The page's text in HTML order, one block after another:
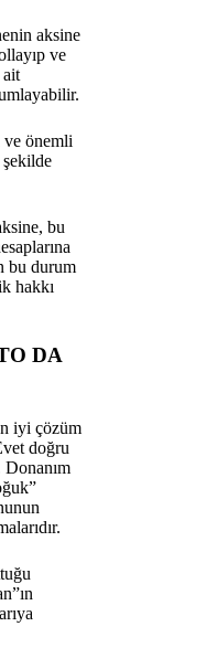
aksine
ve
ait
önemli
bu
bu durum
hakkı
DA
iyi çözüm
doğru